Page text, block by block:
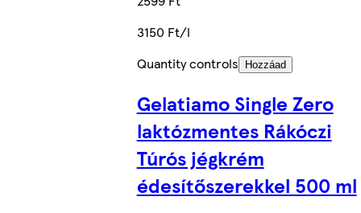
3150 Ft/l
Quantity controls
Hozzáad
Gelatiamo Single Zero
laktózmentes Rákóczi
Túrós jégkrém
édesítőszerekkel 500 ml